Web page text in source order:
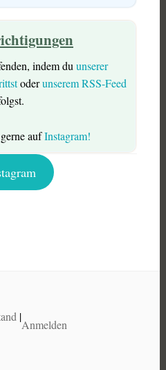
indem du unserer
oderunserem RSS-Feed
aufInstagram!
|
Anmelden